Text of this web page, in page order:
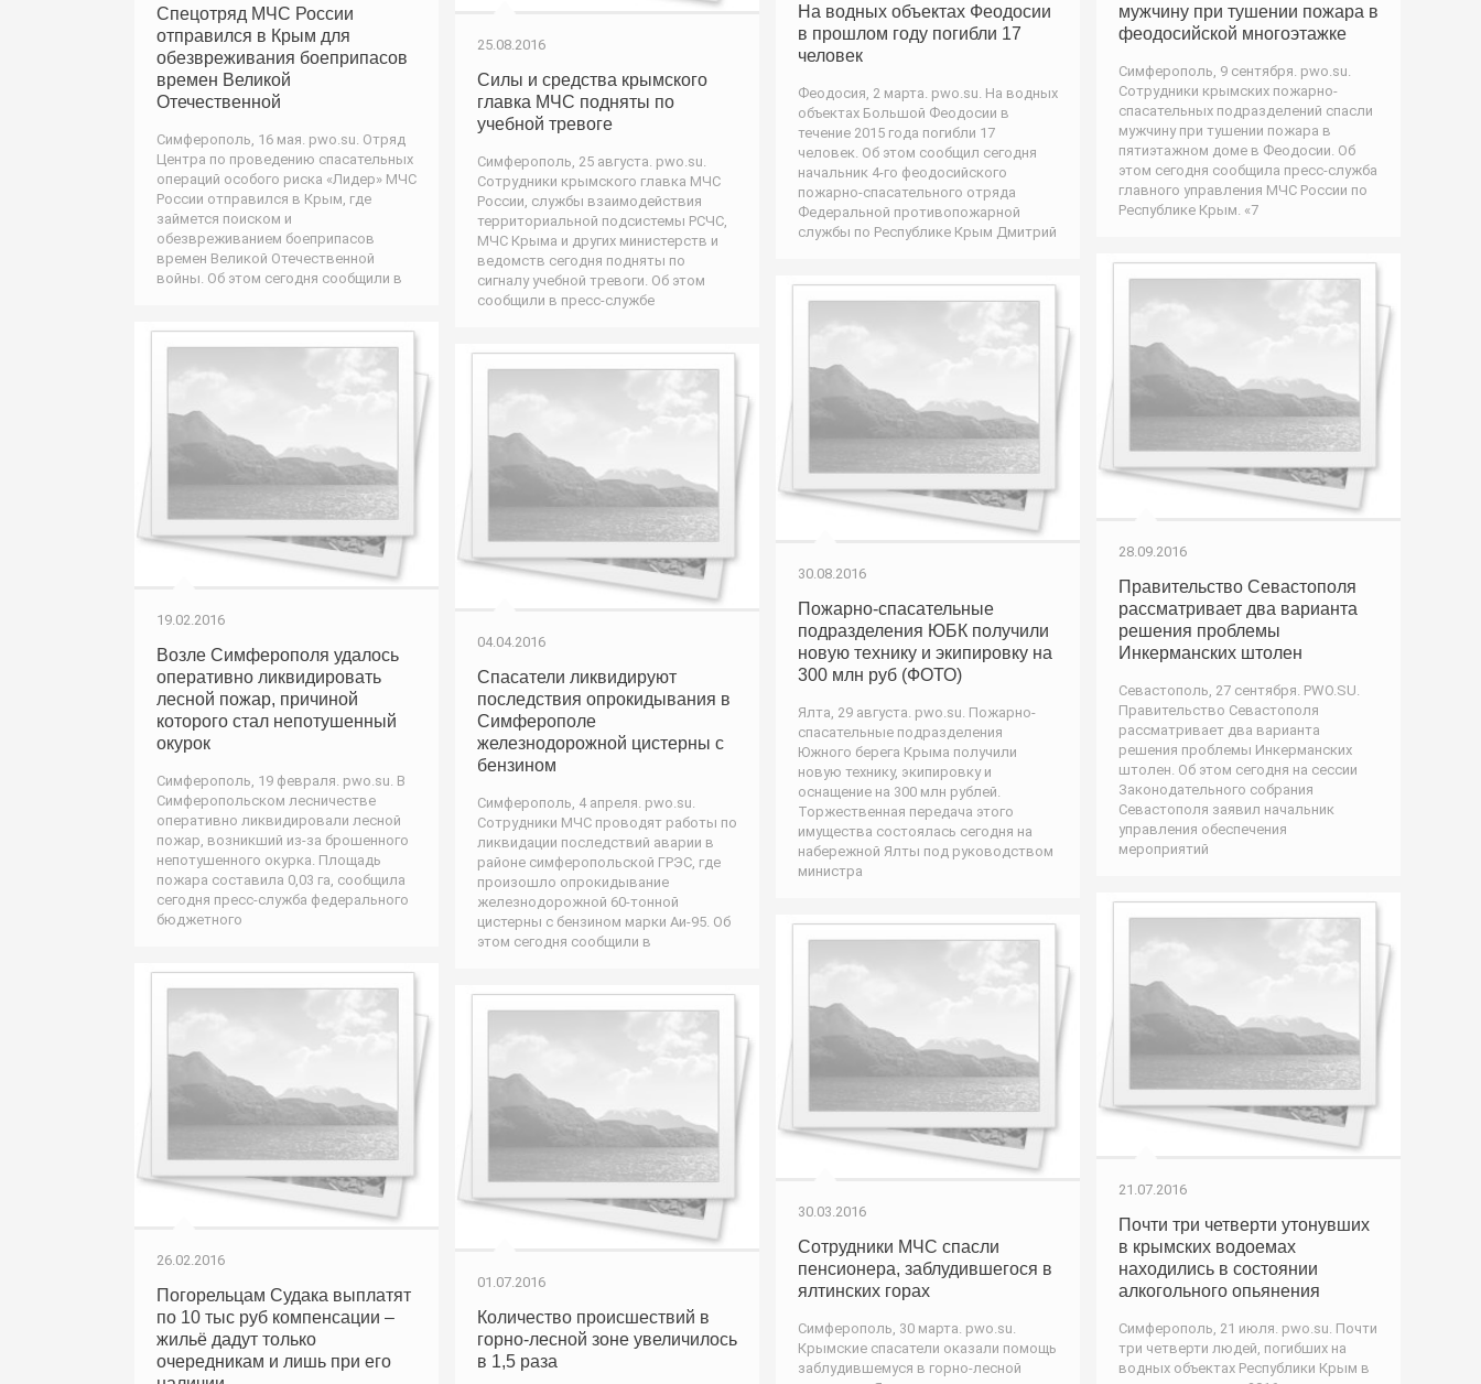
мужчину при тушении пожара в
феодосийской многоэтажке
Симферополь, 9 сентября. pwo.su.
Сотрудники крымских пожарно-
спасательных подразделений спасли
мужчину при тушении пожара в
пятиэтажном доме в Феодосии. Об
этом сегодня сообщила пресс-служба
главного управления МЧС России по
Республике Крым. «7
На водных объектах Феодосии
в прошлом году погибли 17
человек
Феодосия, 2 марта. pwo.su. На водных
объектах Большой Феодосии в
течение 2015 года погибли 17
человек. Об этом сообщил сегодня
начальник 4-го феодосийского
пожарно-спасательного отряда
Федеральной противопожарной
службы по Республике Крым Дмитрий
Спецотряд МЧС России
отправился в Крым для
обезвреживания боеприпасов
времен Великой
Отечественной
Симферополь, 16 мая. pwo.su. Отряд
Центра по проведению спасательных
операций особого риска «Лидер» МЧС
России отправился в Крым, где
займется поиском и
обезвреживанием боеприпасов
времен Великой Отечественной
войны. Об этом сегодня сообщили в
25.08.2016
Силы и средства крымского
главка МЧС подняты по
учебной тревоге
Симферополь, 25 августа. pwo.su.
Сотрудники крымского главка МЧС
России, службы взаимодействия
территориальной подсистемы РСЧС,
МЧС Крыма и других министерств и
ведомств сегодня подняты по
сигналу учебной тревоги. Об этом
сообщили в пресс-службе
28.09.2016
Правительство Севастополя
рассматривает два варианта
решения проблемы
Инкерманских штолен
Севастополь, 27 сентября. PWO.SU.
Правительство Севастополя
рассматривает два варианта
решения проблемы Инкерманских
штолен. Об этом сегодня на сессии
Законодательного собрания
Севастополя заявил начальник
управления обеспечения
мероприятий
30.08.2016
Пожарно-спасательные
подразделения ЮБК получили
новую технику и экипировку на
300 млн руб (ФОТО)
Ялта, 29 августа. pwo.su. Пожарно-
спасательные подразделения
Южного берега Крыма получили
новую технику, экипировку и
оснащение на 300 млн рублей.
Торжественная передача этого
имущества состоялась сегодня на
набережной Ялты под руководством
министра
19.02.2016
Возле Симферополя удалось
оперативно ликвидировать
лесной пожар, причиной
которого стал непотушенный
окурок
Симферополь, 19 февраля. pwo.su. В
Симферопольском лесничестве
оперативно ликвидировали лесной
пожар, возникший из-за брошенного
непотушенного окурка. Площадь
пожара составила 0,03 га, сообщила
сегодня пресс-служба федерального
бюджетного
04.04.2016
Спасатели ликвидируют
последствия опрокидывания в
Симферополе
железнодорожной цистерны с
бензином
Симферополь, 4 апреля. pwo.su.
Сотрудники МЧС проводят работы по
ликвидации последствий аварии в
районе симферопольской ГРЭС, где
произошло опрокидывание
железнодорожной 60-тонной
цистерны с бензином марки Аи-95. Об
этом сегодня сообщили в
21.07.2016
Почти три четверти утонувших
в крымских водоемах
находились в состоянии
алкогольного опьянения
Симферополь, 21 июля. pwo.su. Почти
три четверти людей, погибших на
водных объектах Республики Крым в
30.03.2016
Сотрудники МЧС спасли
пенсионера, заблудившегося в
ялтинских горах
Симферополь, 30 марта. pwo.su.
Крымские спасатели оказали помощь
заблудившемуся в горно-лесной
26.02.2016
Погорельцам Судака выплатят
по 10 тыс руб компенсации –
жильё дадут только
очередникам и лишь при его
01.07.2016
Количество происшествий в
горно-лесной зоне увеличилось
в 1,5 раза